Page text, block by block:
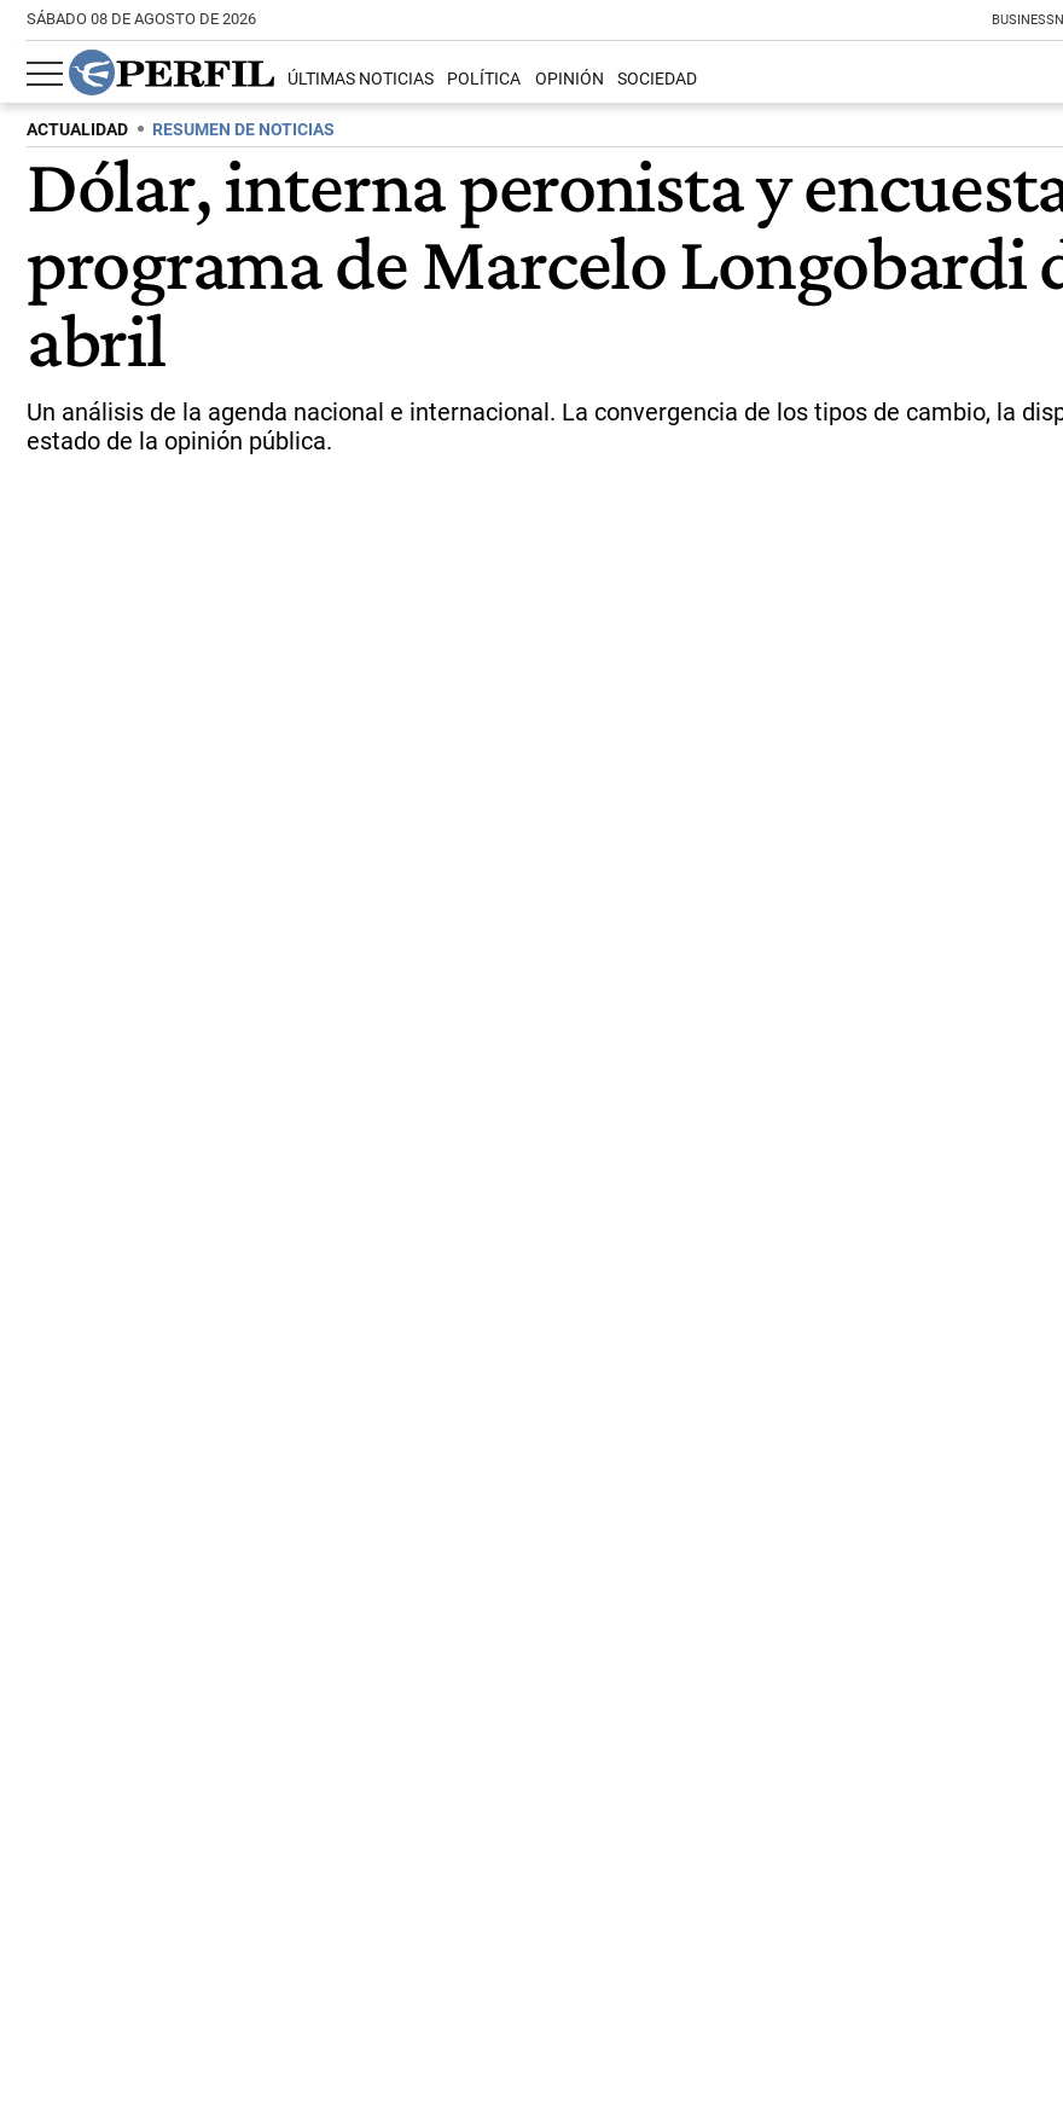
SÁBADO 08 DE AGOSTO DE 2026 BUSINESS
ÚLTIMAS NOTICIAS POLÍTICA OPINIÓN SOCIEDAD
ACTUALIDAD RESUMEN DE NOTICIAS
Dólar, interna peronista y
programa de Marcelo Longobardi
abril
Un análisis de la agenda nacional e internacional. La convergencia de los tipos de cambio, la
estado de la opinión pública.